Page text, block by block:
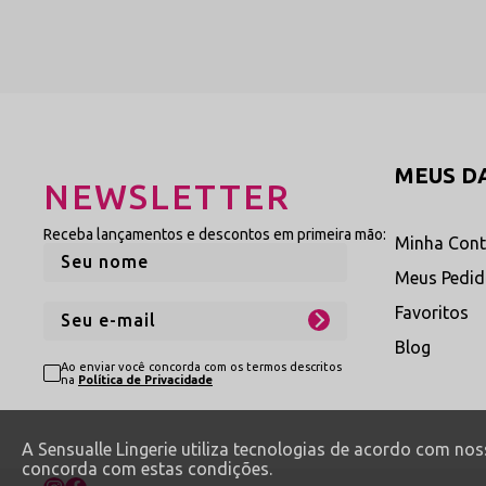
Body Sexy
desenhar a silhueta com total
Dicas de
com pano levemente úmido. Não
conjunto em um saquinho de tecido
NEWSLETTER
Receba lançamentos e descontos em primeira mão:
Ao enviar você concorda com os termos descritos
na Política de Privacidade
MEUS
Minha
Meus
Favoritos
Blog
A Sensualle Lingerie utiliza tecnologias de acordo com
concorda com estas condições.